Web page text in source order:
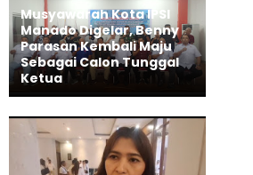
Musyawarah Kota IPSI
Manado Digelar, Benny
Parasan Kembali Maju
Sebagai Calon Tunggal
Ketua